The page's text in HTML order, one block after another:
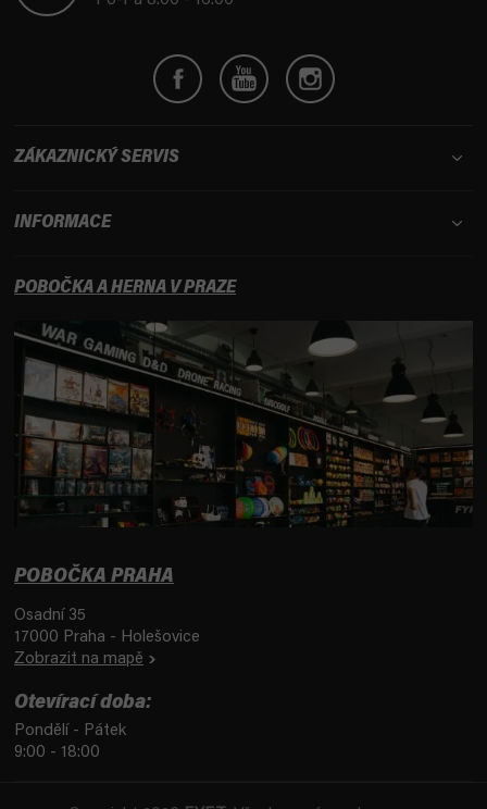
ZÁKAZNICKÝ SERVIS
INFORMACE
POBOČKA A HERNA V PRAZE
POBOČKA PRAHA
Osadní 35
17000 Praha - Holešovice
Zobrazit na mapě
Otevírací doba:
Pondělí - Pátek
9:00 - 18:00